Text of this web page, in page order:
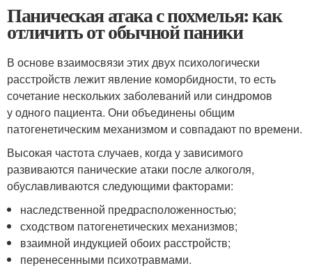
Паническая атака с похмелья: как
отличить от обычной паники
В основе взаимосвязи этих двух психологически
расстройств лежит явление коморбидности, то есть
сочетание нескольких заболеваний или синдромов
у одного пациента. Они объединены общим
патогенетическим механизмом и совпадают по времени.
Высокая частота случаев, когда у зависимого
развиваются панические атаки после алкоголя,
обуславливаются следующими факторами:
наследственной предрасположенностью;
сходством патогенетических механизмов;
взаимной индукцией обоих расстройств;
перенесенными психотравмами.